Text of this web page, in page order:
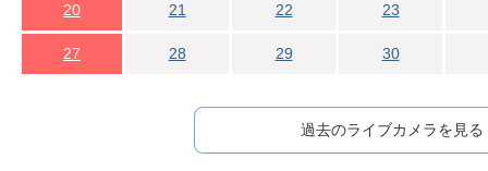
20 21 22 23
27 28 29 30
過去のライブカメラを見る